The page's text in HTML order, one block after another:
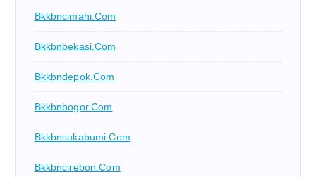
Bkkbncimahi.com
Bkkbnbekasi.com
Bkkbndepok.com
Bkkbnbogor.com
Bkkbnsukabumi.com
Bkkbncirebon.com